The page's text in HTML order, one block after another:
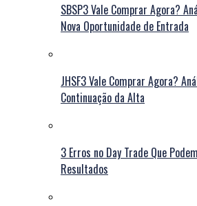
SBSP3 Vale Comprar Agora?
Nova Oportunidade de Entrada
JHSF3 Vale Comprar Agora?
Continuação da Alta
3 Erros no Day Trade Que
Resultados